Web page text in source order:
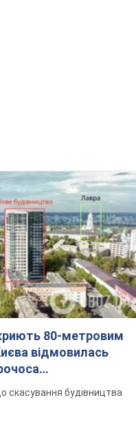
80-метровим
відмовилась
скасування будівництва
11 ракет різного
історичні будівлі,
та дрони